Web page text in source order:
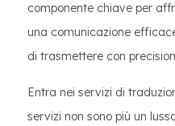
componente chiave per
una comunicazione
di trasmettere con
Entra nei servizi di
servizi non sono più un